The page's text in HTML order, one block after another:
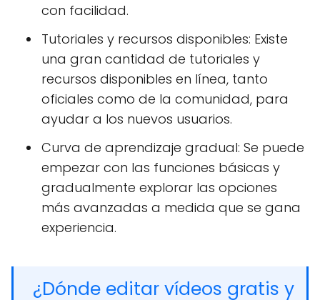
con facilidad.
Tutoriales y recursos disponibles: Existe
una gran cantidad de tutoriales y
recursos disponibles en línea, tanto
oficiales como de la comunidad, para
ayudar a los nuevos usuarios.
Curva de aprendizaje gradual: Se puede
empezar con las funciones básicas y
gradualmente explorar las opciones
más avanzadas a medida que se gana
experiencia.
¿Dónde editar vídeos gratis y